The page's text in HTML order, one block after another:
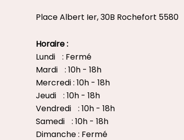
Place Albert Ier, 30B Rochefort 5580
Horaire :
Lundi : Fermé
Mardi : 10h - 18h
Mercredi : 10h - 18h
Jeudi : 10h - 18h
Vendredi : 10h - 18h
Samedi : 10h - 18h
Dimanche : Fermé